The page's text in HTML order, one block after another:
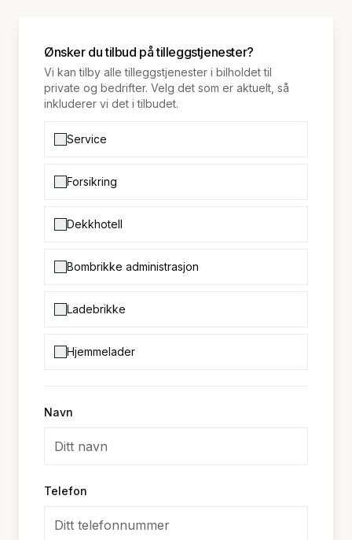
Ønsker du tilbud på tilleggstjenester?
Vi kan tilby alle tilleggstjenester i bilholdet til
private og bedrifter. Velg det som er aktuelt, så
inkluderer vi det i tilbudet.
Service
Forsikring
Dekkhotell
Bombrikke administrasjon
Ladebrikke
Hjemmelader
Navn
Telefon